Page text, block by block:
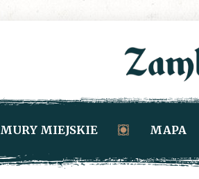
MURY MIEJSKIE MAPA